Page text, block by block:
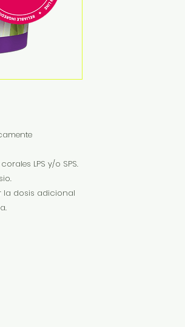
LPS y/o SPS.
la dosis adicional